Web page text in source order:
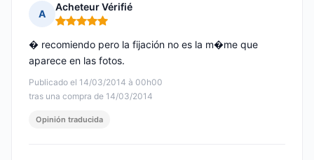
A
Acheteur Vérifié
Nota: 5 de 5
Publicado el 14/03/2014 à 00h00
tras una compra de 14/03/2014
� recomiendo pero la fijación no es la m�me que
aparece en las fotos.
Opinión traducida